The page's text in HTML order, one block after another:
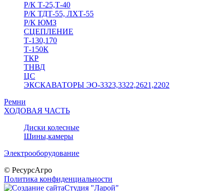
Р/К Т-25,Т-40
Р/К ТДТ-55, ЛХТ-55
Р/К ЮМЗ
СЦЕПЛЕНИЕ
Т-130,170
Т-150К
ТКР
ТНВД
ЦС
ЭКСКАВАТОРЫ ЭО-3323,3322,2621,2202
Ремни
ХОДОВАЯ ЧАСТЬ
Диски колесные
Шины,камеры
Электрооборудование
© РесурсАгро
Политика конфиденциальности
Студия "Ларой"